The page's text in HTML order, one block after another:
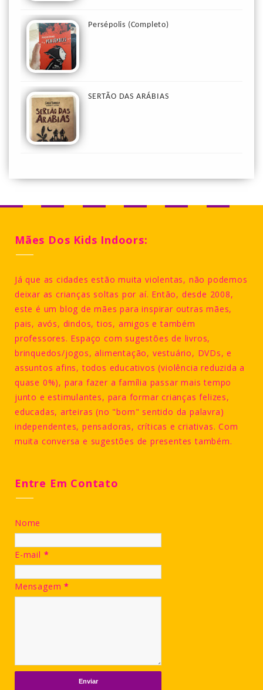
Persépolis (Completo)
SERTÃO DAS ARÁBIAS
Mães Dos Kids Indoors:
Já que as cidades estão muita violentas, não podemos
deixar as crianças soltas por aí. Então, desde 2008,
este é um blog de mães para inspirar outras mães,
pais, avós, dindos, tios, amigos e também
professores. Espaço com sugestões de livros,
brinquedos/jogos, alimentação, vestuário, DVDs, e
assuntos afins, todos educativos (violência reduzida a
quase 0%), para fazer a família passar mais tempo
junto e estimulantes, para formar crianças felizes,
educadas, arteiras (no "bom" sentido da palavra)
independentes, pensadoras, críticas e criativas. Com
muita conversa e sugestões de presentes também.
Entre Em Contato
Nome
E-mail *
Mensagem*